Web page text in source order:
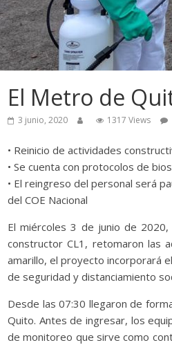
El Metro de
3 junio, 2020 1317 Views
• Reinicio de actividades
• Se cuenta con protocolos de
• El reingreso del personal será
del COE Nacional
El miércoles 3 de junio de
constructor CL1, retomaron las
amarillo, el proyecto incorporará
de seguridad y distanciamiento
Desde las 07:30 llegaron de
Quito. Antes de ingresar, los
de monitoreo que sirve como